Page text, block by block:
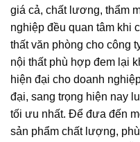
giá cả, chất lương, thẩm
nghiệp đều quan tâm khi
thất văn phòng cho công
nội thất phù hợp đem lại
hiện đại cho doanh
đại, sang trọng hiện nay
tối ưu nhất. Để đưa đến
sản phẩm chất lượng,